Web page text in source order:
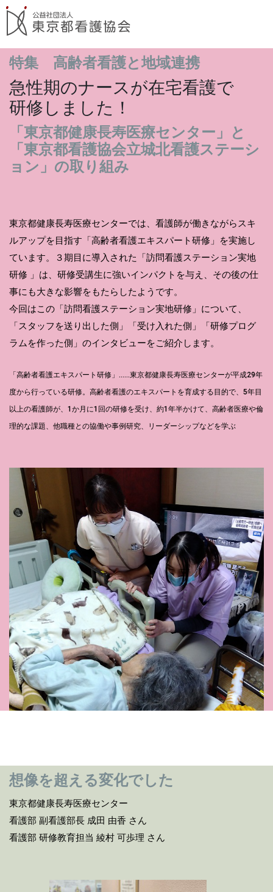
特集 高齢者看護と地域連携
急性期のナースが在宅看護で
研修しました！
「東京都健康長寿医療センター」と
「東京都看護協会立城北看護ステーシ
ョン」の取り組み
東京都健康長寿医療センターでは、看護師が働きながらスキ
ルアップを目指す「高齢者看護エキスパート研修」を実施し
ています。３期目に導入された「訪問看護ステーション実地
研修 」は、研修受講生に強いインパクトを与え、その後の仕
事にも大きな影響をもたらしたようです。
今回はこの「訪問看護ステーション実地研修」について、
「スタッフを送り出した側」「受け入れた側」「研修プログ
ラムを作った側」のインタビューをご紹介します。
「高齢者看護エキスパート研修」……東京都健康長寿医療センターが平成29年
度から行っている研修。高齢者看護のエキスパートを育成する目的で、5年目
以上の看護師が、1か月に1回の研修を受け、約1年半かけて、高齢者医療や倫
理的な課題、他職種との協働や事例研究、リーダーシップなどを学ぶ
想像を超える変化でした
東京都健康長寿医療センター
看護部 副看護部長 成田 由香 さん
看護部 研修教育担当 綾村 可歩理 さん